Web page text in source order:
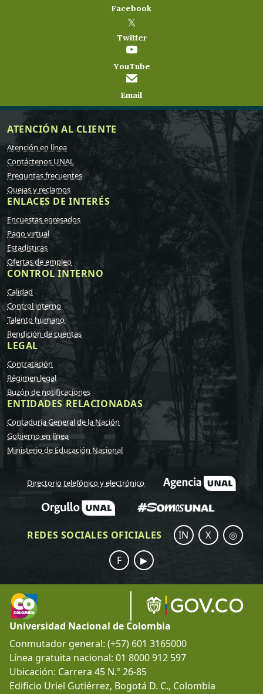
Facebook
𝕏
Twitter
YouTube
Email
ATENCIÓN AL CLIENTE
Atención en línea
Contáctenos UNAL
Preguntas frecuentes
Quejas y reclamos
ENLACES DE INTERÉS
Encuestas egresados
Pago virtual
Estadísticas
Ofertas de empleo
CONTROL INTERNO
Calidad
Control interno
Talento humano
Rendición de cuentas
LEGAL
Contratación
Régimen legal
Buzón de notificaciones
ENTIDADES RELACIONADAS
Contaduría General de la Nación
Gobierno en línea
Ministerio de Educación Nacional
Directorio telefónico y electrónico
REDES SOCIALES OFICIALES IN X
◎
F
▶
Universidad Nacional de Colombia
Conmutador general: (+57) 601 3165000
Línea gratuita nacional: 01 8000 912 597
Ubicación: Carrera 45 N.º 26-85
Edificio Uriel Gutiérrez, Bogotá D. C., Colombia